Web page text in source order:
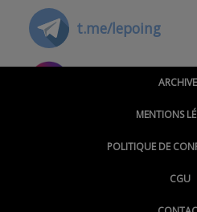
t.me/lepoing
MENTIONS
POLITIQUE DE
CGU